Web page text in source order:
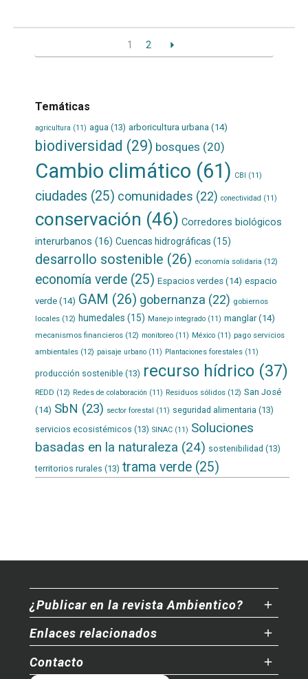
1 2
Temáticas
agricultura (11) agua (13) arboricultura urbana(14)
biodiversidad (29) bosques (20)
Cambio climático (61) CBI (11)
ciudades (25) comunidades (22) conectividad (11)
conservación (46) Corredores biológicos
interurbanos (16) Cuencas hidrográficas (15)
desarrollo sostenible (26) economía solidaria (12)
economía verde(25) Espacios verdes(14) espacio
verde(14) GAM (26) gobernanza (22) gobiernos
locales(12) humedales (15) Manejo integrado(11) manglar(14)
mecanismos financieros(12) monitoreo(11) México(11) pago servicios
ambientales(12) paisaje urbano(11) Plantaciones forestales(11)
producción sostenible(13) recurso hídrico(37)
REDD (12) Redes de colaboración (11) Residuos sólidos(12) San José
(14) SbN (23) sector forestal (11) seguridad alimentaria (13)
servicios ecosistémicos (13) SINAC(11) Soluciones
basadas en la naturaleza (24) sostenibilidad (13)
territorios rurales (13) trama verde(25)
¿Publicar en la revista Ambientico?
Enlaces relacionados
Contacto